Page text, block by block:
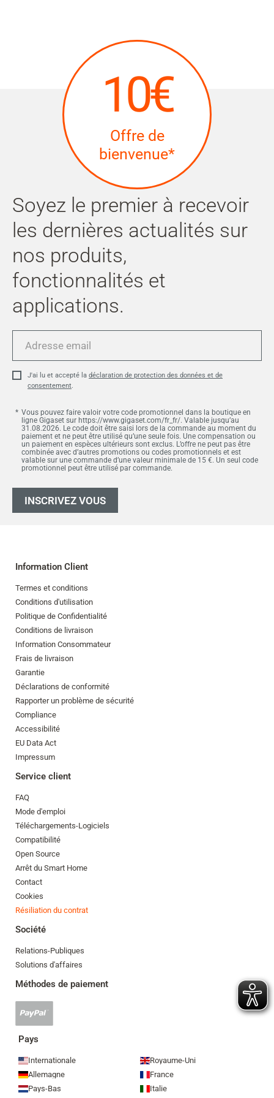
Skip to main content
Passer à la recherche
Passer à la sélection de langue
Skip to Cookie Configuration
Cart
Shift+Alt+C
Customer Account
Shift+Alt+A
10€
Offre de
bienvenue*
Soyez le premier à recevoir
les dernières actualités sur
nos produits,
fonctionnalités et
applications.
email
J'ai lu et accepté la déclaration de protection des données et de
consentement.
Vous pouvez faire valoir votre code promotionnel dans la boutique en
ligne Gigaset sur https://www.gigaset.com/fr_fr/. Valable jusqu’au
31.08.2026. Le code doit être saisi lors de la commande au moment du
paiement et ne peut être utilisé qu’une seule fois. Une compensation ou
un paiement en espèces ultérieurs sont exclus. L’offre ne peut pas être
combinée avec d’autres promotions ou codes promotionnels et est
valable sur une commande d’une valeur minimale de 15 €. Un seul code
promotionnel peut être utilisé par commande.
INSCRIVEZ VOUS
Information Client
Termes et conditions
Conditions d'utilisation
Politique de Confidentialité
Conditions de livraison
Information Consommateur
Frais de livraison
Garantie
Déclarations de conformité
Rapporter un problème de sécurité
Compliance
Accessibilité
EU Data Act
Impressum
Service client
FAQ
Mode d'emploi
Téléchargements-Logiciels
Compatibilité
Open Source
Arrêt du Smart Home
Contact
Cookies
Résiliation du contrat
Société
Relations-Publiques
Solutions d'affaires
Méthodes de paiement
accepté
Pays
Internationale
Royaume-Uni
Allemagne
France
Pays-Bas
Italie